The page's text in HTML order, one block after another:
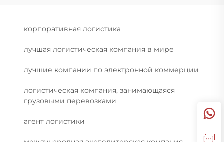
корпоративная логистика
лучшая логистическая компания в мире
лучшие компании по электронной коммерции
логистическая компания, занимающаяся
грузовыми перевозками
агент логистики